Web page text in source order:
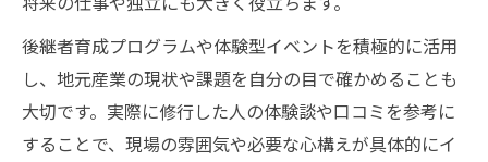
後継者育成プログラムや体験型イベントを積極的に活用
し、地元産業の現状や課題を自分の目で確かめることも
大切です。実際に修行した人の体験談や口コミを参考に
することで、現場の雰囲気や必要な心構えが具体的にイ